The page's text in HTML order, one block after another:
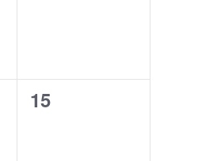
0
15